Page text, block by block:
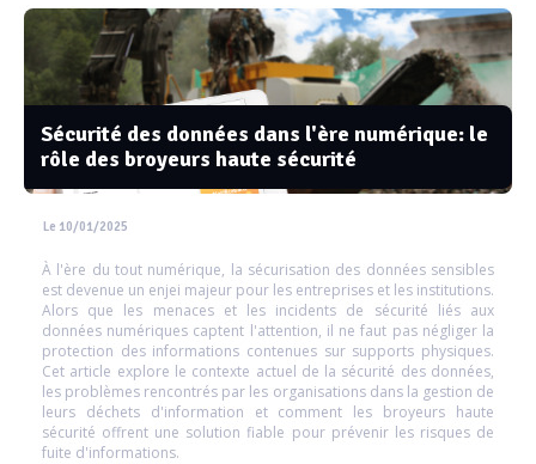
Sécurité des données dans l'ère numérique: le
rôle des broyeurs haute sécurité
Le 10/01/2025
À l'ère du tout numérique, la sécurisation des données sensibles
est devenue un enjei majeur pour les entreprises et les institutions.
Alors que les menaces et les incidents de sécurité liés aux
données numériques captent l'attention, il ne faut pas négliger la
protection des informations contenues sur supports physiques.
Cet article explore le contexte actuel de la sécurité des données,
les problèmes rencontrés par les organisations dans la gestion de
leurs déchets d'information et comment les broyeurs haute
sécurité offrent une solution fiable pour prévenir les risques de
fuite d'informations.